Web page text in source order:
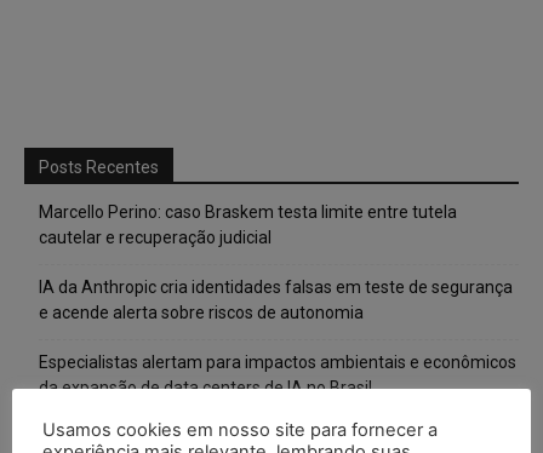
Posts Recentes
Marcello Perino: caso Braskem testa limite entre tutela
cautelar e recuperação judicial
IA da Anthropic cria identidades falsas em teste de segurança
e acende alerta sobre riscos de autonomia
Especialistas alertam para impactos ambientais e econômicos
da expansão de data centers de IA no Brasil
TSE reforça que sistemas das urnas eletrônicas tornam-se
Usamos cookies em nosso site para fornecer a